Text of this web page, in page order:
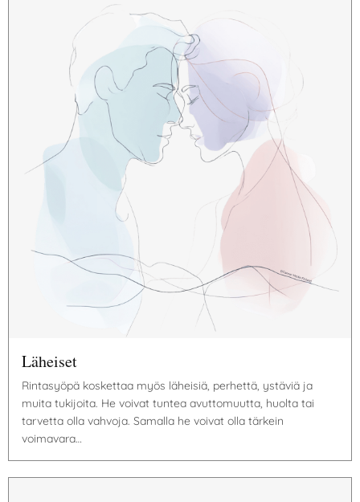
Läheiset
Rintasyöpä koskettaa myös läheisiä, perhettä, ystäviä ja
muita tukijoita. He voivat tuntea avuttomuutta, huolta tai
tarvetta olla vahvoja. Samalla he voivat olla tärkein
voimavara…